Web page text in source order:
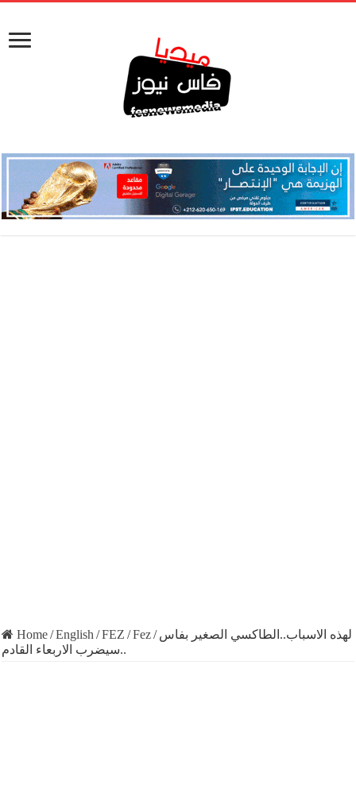
Home/English /FEZ /Fez/ لهذه الاسباب..الطاكسي الصغير بفاس
سيضرب الاربعاء القادم..